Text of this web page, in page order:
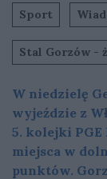
Sport
Stal Gorzów -
W niedzielę
wyjeździe z
5. kolejki
miejsca w
punktów.